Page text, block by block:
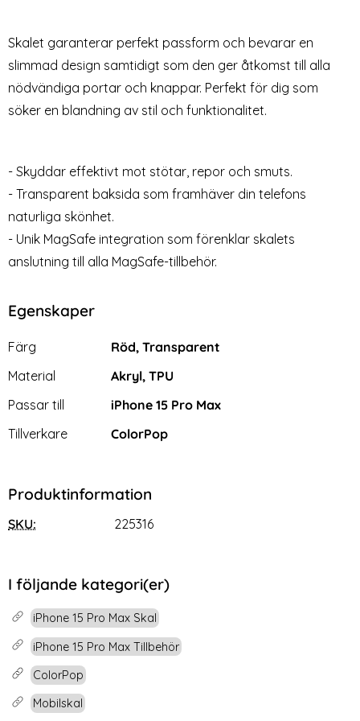
Akryl Svart
rea pris
129 kr Välj ... rea pris
49 kr tidigare pris
199 kr
Tillgänglighet:
2-Pack - iPhone 15 Pro Max
Skalet garanterar perfekt passform och bevarar en
slimmad design samtidigt som den ger åtkomst till alla
nödvändiga portar och knappar. Perfekt för dig som
söker en blandning av stil och funktionalitet.
- Skyddar effektivt mot stötar, repor och smuts.
- Transparent baksida som framhäver din telefons
naturliga skönhet.
- Unik MagSafe integration som förenklar skalets
anslutning till alla MagSafe-tillbehör.
Egenskaper
Egenskaper/attribut för denna produkt
Attribut
Färg
Röd, Transparent
Material
Akryl, TPU
Passar till
iPhone 15 Pro Max
Tillverkare
ColorPop
Produktinformation
SKU: 225316
I följande kategori(er)
iPhone 15 Pro Max Skal
iPhone 15 Pro Max Tillbehör
ColorPop
Mobilskal